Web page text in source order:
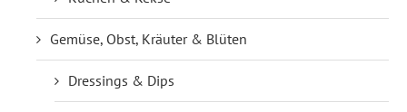
Gemüse, Obst, Kräuter & Blüten
Dressings & Dips